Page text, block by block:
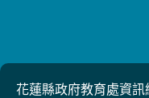
花蓮縣政府教育處資訊